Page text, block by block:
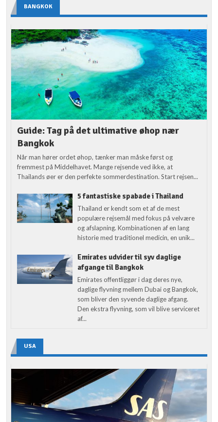
BANGKOK
Guide: Tag på det ultimative øhop nær
Bangkok
Når man hører ordet øhop, tænker man måske først og
fremmest på Middelhavet. Mange rejsende ved ikke, at
Thailands øer er den perfekte sommerdestination. Start rejsen...
5 fantastiske spabade i Thailand
Thailand er kendt som et af de mest
populære rejsemål med fokus på velvære
og afslapning. Kombinationen af en lang
historie med traditionel medicin, en unik...
Emirates udvider til syv daglige
afgange til Bangkok
Emirates offentliggør i dag deres nye,
daglige flyvning mellem Dubai og Bangkok,
som bliver den syvende daglige afgang.
Den ekstra flyvning, som vil blive serviceret
af...
USA